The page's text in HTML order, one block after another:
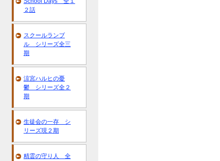
２話
スクールランブ
ル シリーズ全三
期
涼宮ハルヒの憂
鬱 シリーズ全２
期
生徒会の一存 シ
リーズ現２期
精霊の守り人 全